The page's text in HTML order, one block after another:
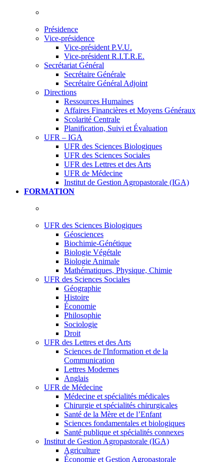
Présidence
Vice-présidence
Vice-président P.V.U.
Vice-président R.I.T.R.E.
Secrétariat Général
Secrétaire Générale
Secrétaire Général Adjoint
Directions
Ressources Humaines
Affaires Financières et Moyens Généraux
Scolarité Centrale
Planification, Suivi et Évaluation
UFR – IGA
UFR des Sciences Biologiques
UFR des Sciences Sociales
UFR des Lettres et des Arts
UFR de Médecine
Institut de Gestion Agropastorale (IGA)
FORMATION
UFR des Sciences Biologiques
Géosciences
Biochimie-Génétique
Biologie Végétale
Biologie Animale
Mathématiques, Physique, Chimie
UFR des Sciences Sociales
Géographie
Histoire
Économie
Philosophie
Sociologie
Droit
UFR des Lettres et des Arts
Sciences de l'Information et de la
Communication
Lettres Modernes
Anglais
UFR de Médecine
Médecine et spécialités médicales
Chirurgie et spécialités chirurgicales
Santé de la Mère et de l’Enfant
Sciences fondamentales et biologiques
Santé publique et spécialités connexes
Institut de Gestion Agropastorale (IGA)
Agriculture
Économie et Gestion Agropastorale